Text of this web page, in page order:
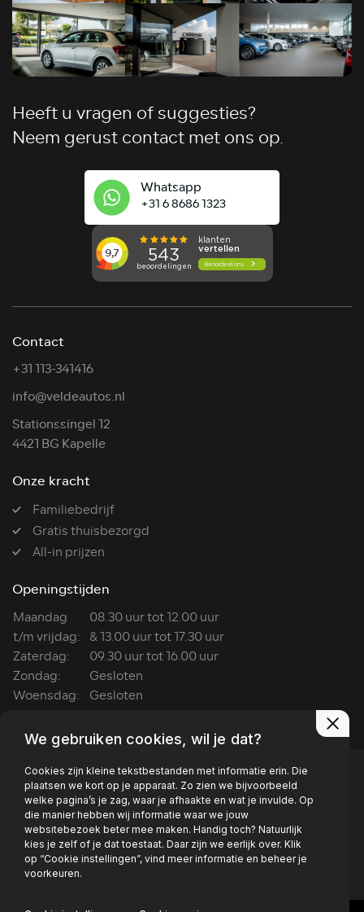
Heeft u vragen of suggesties?
Neem gerust contact met ons op.
Whatsapp
+31 6 8686 1323
Contact
+31 113-341416
info@veldeautos.nl
Stationssingel 12
4421 BG Kapelle
Onze kracht
Familiebedrijf
Gratis thuisbezorgd
All-in prijzen
Openingstijden
Maandag
08.30 uur tot 12.00 uur
t/m vrijdag: & 13.00 uur tot 17.30 uur
Zaterdag:
09.30 uur tot 16.00 uur
Zondag:
Gesloten
Woensdag:
Gesloten
Privacy policy
We gebruiken cookies, wil je dat?
Cookies zijn kleine tekstbestanden met informatie erin. Die
plaatsen we kort op je apparaat. Zo zien we bijvoorbeeld
welke pagina’s je zag, waar je afhaakte en wat je invulde. Op
die manier hebben wij informatie waar we jouw
websitebezoek beter mee maken. Handig toch? Natuurlijk
kies je zelf of je dat toestaat. Daar zijn we eerlijk over. Klik
op “Cookie instellingen”, vind meer informatie en beheer je
voorkeuren.